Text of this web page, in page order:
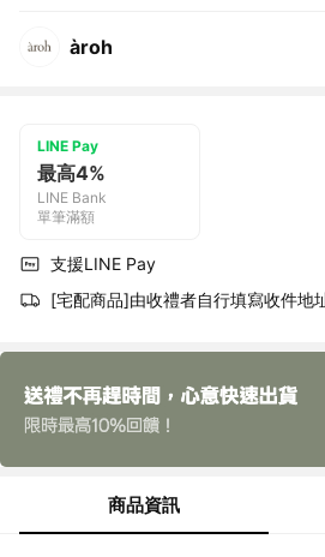
​àroh
LINE Pay
最高4%
LINE Bank
單筆滿額
支援LINE Pay
[宅配商品]由收禮者自行填寫收件地
商品資訊